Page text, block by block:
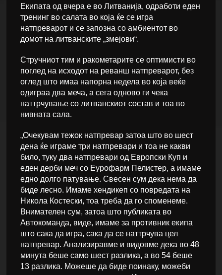
Екипата од вчера е во Литванија, одработи еден
тренинг во салата во која ќе се игра
натпреварот и се запозна со амбиентот во
домот на литванските „змејови“.
Стручниот тим и ракометарите се оптимисти во
поглед на исходот на реванш натпреварот, без
оглед што имаа напорна недела во која веќе
одиграа два меча, а сега одново ги чека
наттрчување со литванскиот состав и тоа во
нивната сала.
„Очекувам тежок натпревар затоа што во шест
дена ќе играме три натпревари и тоа не какви
било, туку два натпревари од Европски Куп и
еден дерби меч со Еурофарм Пелистер, а имаме
едно долго патување. Свесен сум дека нема да
биде лесно. Имаме хендикеп со повредата на
Никола Костески, тоа треба да го споменеме.
Внимателен сум, затоа што публиката во
Автокоманда, виде, имаме за противник екипа
што сака да игра, сака да се наттрчува цел
натпревар. Анализиравме и видовме дека во 48
минута беше само шест разлика, а во 54 беше
13 разлика. Можеше да биде поинаку, можеби